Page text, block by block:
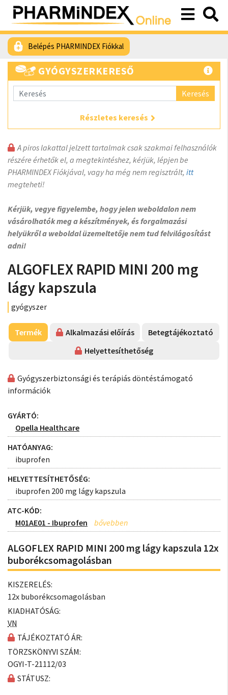
Belépés PHARMINDEX Fiókkal
GYÓGYSZERKERESŐ
Keresés
Részletes keresés
A piros lakattal jelzett tartalmak csak szakmai felhasználók
részére érhetők el, a megtekintéshez, kérjük, lépjen be
PHARMINDEX Fiókjával, vagy ha még nem regisztrált, itt
megteheti!
Kérjük, vegye figyelembe, hogy jelen weboldalon nem
vásárolhatók meg a készítmények, és forgalmazási
helyükről a weboldal üzemeltetője nem tud felvilágosítást
adni!
ALGOFLEX RAPID MINI 200 mg
lágy kapszula
gyógyszer
Termék Alkalmazási előírás
Betegtájékoztató
Helyettesíthetőség
Gyógyszerbiztonsági és terápiás döntéstámogató
információk
GYÁRTÓ:
Opella Healthcare
HATÓANYAG:
ibuprofen
HELYETTESÍTHETŐSÉG:
ibuprofen 200 mg lágy kapszula
ATC-KÓD:
M01AE01 - Ibuprofen
ALGOFLEX RAPID MINI 200 mg lágy kapszula 12x
buborékcsomagolásban
KISZERELÉS:
12x buborékcsomagolásban
KIADHATÓSÁG:
VN
TÁJÉKOZTATÓ ÁR:
TÖRZSKÖNYVI SZÁM:
OGYI-T-21112/03
STÁTUSZ: